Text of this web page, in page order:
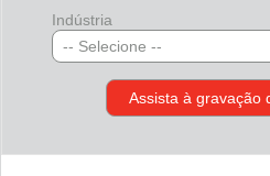
Indústria